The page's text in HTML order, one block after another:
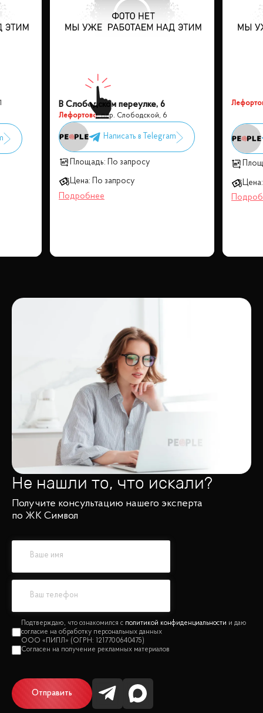
В Слободском переулке, 6
Лефортово,пер. Слободской, 6
Площадь: По запросу
Цена: По запросу Цена:
Не нашли то, что искали?
Получите консультацию нашего эксперта
по ЖК Символ
политикой конфиденциальности
Отправить